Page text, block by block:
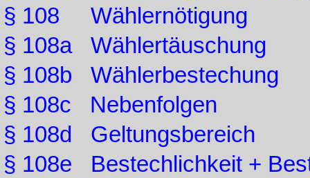
§ 108 Wählernötigung
§ 108a Wählertäuschung
§ 108b Wählerbestechung
§ 108c Nebenfolgen
§ 108d Geltungsbereich
§ 108e Bestechlichkeit +